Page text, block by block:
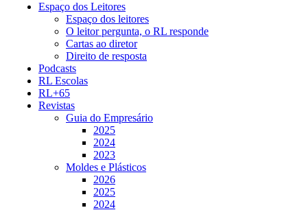
Espaço dos Leitores
Espaço dos leitores
O leitor pergunta, o RL responde
Cartas ao diretor
Direito de resposta
Podcasts
RL Escolas
RL+65
Revistas
Guia do Empresário
2025
2024
2023
Moldes e Plásticos
2026
2025
2024